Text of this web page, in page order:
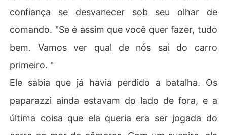
confiança se desvanecer sob seu olhar de
comando. "Se é assim que você quer fazer, tudo
bem. Vamos ver qual de nós sai do carro
primeiro. "
Ele sabia que já havia perdido a batalha. Os
paparazzi ainda estavam do lado de fora, e a
última coisa que ela queria era ser jogada do